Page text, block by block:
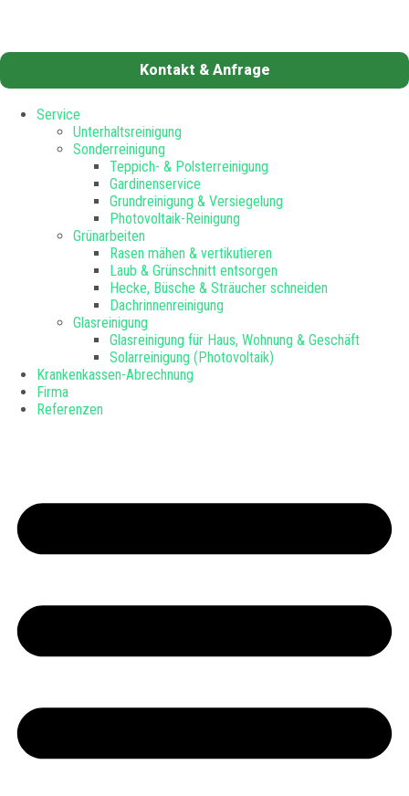
Kontakt & Anfrage
Service
Unterhaltsreinigung
Sonderreinigung
Teppich- & Polsterreinigung
Gardinenservice
Grundreinigung & Versiegelung
Photovoltaik-Reinigung
Grünarbeiten
Rasen mähen & vertikutieren
Laub & Grünschnitt entsorgen
Hecke, Büsche & Sträucher schneiden
Dachrinnenreinigung
Glasreinigung
Glasreinigung für Haus, Wohnung & Geschäft
Solarreinigung (Photovoltaik)
Krankenkassen-Abrechnung
Firma
Referenzen